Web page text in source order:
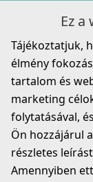
Ez
Tájékoztatjuk,
élmény
tartalom és
marketing
folytatásával,
Ön hozzájárul
részletes
Amennyiben